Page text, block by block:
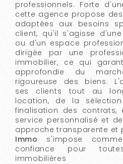
professionnels. Forte
cette agence propose
adaptées aux besoins
client, qu'il s'agisse
ou d'un espace
dirigée par une
immobilier, ce qui
approfondie du
rigoureuse des biens.
ses clients tout au
location, de la
finalisation des
service personnalisé et
approche transparente et
Immo s'impose
confiance pour
immobilières